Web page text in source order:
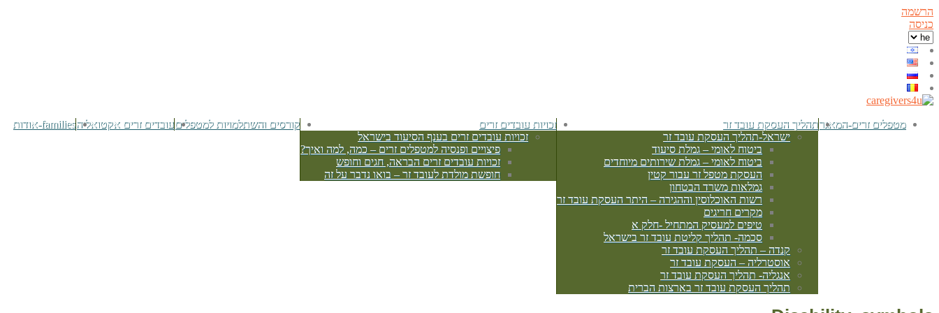
הרשמה
כניסה
מטפלים זרים-המאגרתהליך העסקת עובד זר
ישראל-תהליך העסקת עובד זר
ביטוח לאומי – גמלת סיעוד
ביטוח לאומי – גמלת שירותים מיוחדים
העסקת מטפל זר עבור קטין
גמלאות משרד הבטחון
רשות האוכלוסין וההגירה – היתר העסקת עובד זר
מקרים חריגים
טיפים למעסיק המתחיל -חלק א
סכמה- תהליך קליטת עובד זר בישראל
קנדה – תהליך העסקת עובד זר
אוסטרליה – העסקת עובד זר
אנגליה- תהליך העסקת עובד זר
תהליך העסקת עובד זר בארצות הברית
זכויות עובדים זרים
זכויות עובדים זרים בענף הסיעוד בישראל
פיצויים ופנסיה למטפלים זרים – כמה, למה ואיך?
זכויות עובדים זרים הבראה, חגים וחופש
חופשת מולדת לעובד זר – בואו נדבר על זה
קורסים והשתלמויות למטפליםעובדים זרים אקטואליהfamilies-אודות